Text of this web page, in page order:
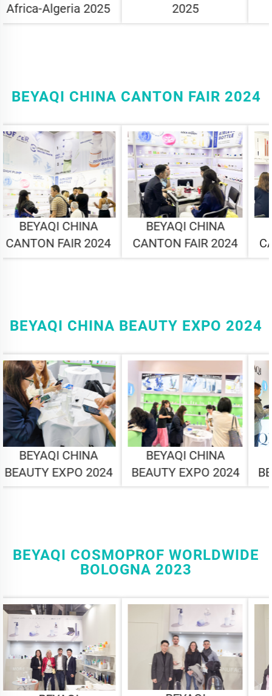
2025
2025
BEYAQI CHINA CANTON FAIR 2024
BEYAQI CHINA
CANTON FAIR 2024
BEYAQI CHINA
CANTON FAIR 2024
BEYAQI CHINA BEAUTY EXPO 2024
BEYAQI CHINA
BEAUTY EXPO 2024
BEYAQI CHINA
BEAUTY EXPO 2024
BEYAQI COSMOPROF WORLDWIDE
BOLOGNA 2023